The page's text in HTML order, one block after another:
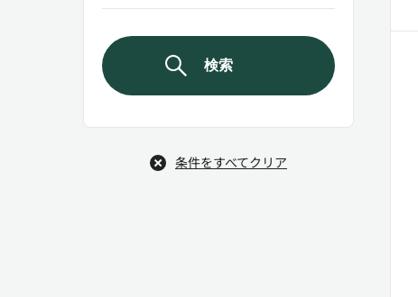
検索
条件をすべてクリア